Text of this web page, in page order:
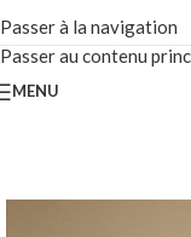
Passer à la navigation
Passer au contenu
MENU